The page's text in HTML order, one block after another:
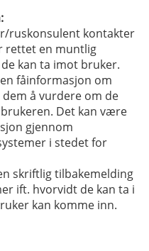
ruskonsulent kontakter
rettet en muntlig
kan ta imot bruker.
fåinformasjon om
å vurdere om de
Det kan være
gjennom
i stedet for
skriftlig tilbakemelding
ift. hvorvidt de kan ta i
kan komme inn.